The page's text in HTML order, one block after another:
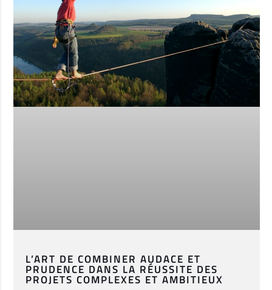
L’ART DE COMBINER AUDACE ET
PRUDENCE DANS LA RÉUSSITE DES
PROJETS COMPLEXES ET AMBITIEUX